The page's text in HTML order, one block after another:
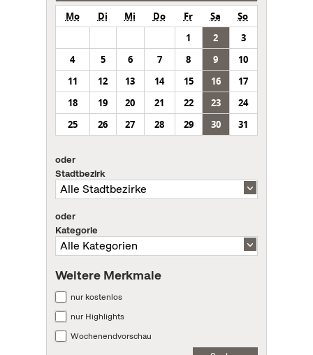
Mo Di Mi Do Fr Sa
So
1
2
3
4
5 6 7 8 9
10
11
12 13 14 15 16
17
18
19 20 21 22 23
24
25
26 27 28 29 30 31
oder
Stadtbezirk
oder
Kategorie
Weitere Merkmale
nur kostenlos
nur Highlights
Wochenendvorschau